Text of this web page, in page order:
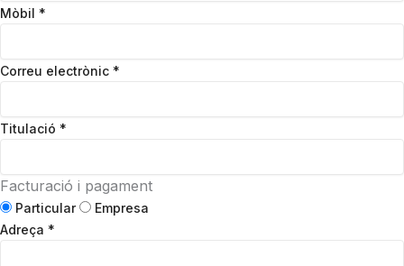
Mòbil *
Correu electrònic *
Titulació *
Facturació i pagament
Particular
Empresa
Adreça *